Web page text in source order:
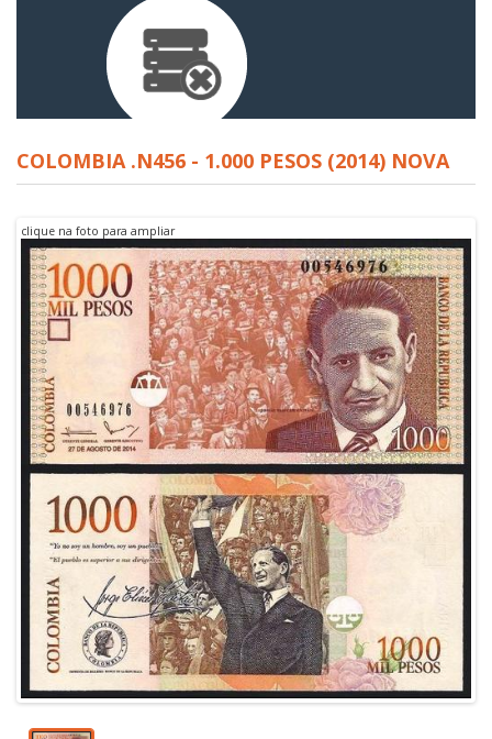
COLOMBIA .N456 - 1.000 PESOS (2014) NOVA
clique na foto para ampliar